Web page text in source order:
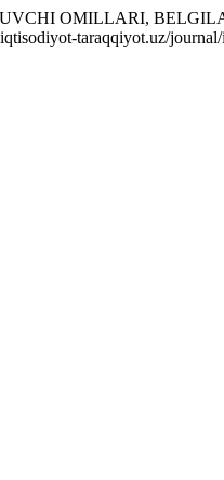
OMILLARI,
taraqqiyot.uz/